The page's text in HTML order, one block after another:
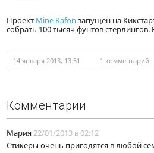
Проект Mine Kafon запущен на
собрать 100 тысяч фунтов
14 января 2013, 13:51 1 комментарий
Комментарии
Мария22/01/2013 в 02:12
Стикеры очень пригодятся в любой